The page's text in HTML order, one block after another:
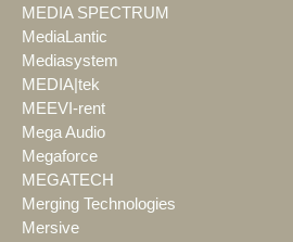
MEDIA SPECTRUM
MediaLantic
Mediasystem
MEDIA|tek
MEEVI-rent
Mega Audio
Megaforce
MEGATECH
Merging Technologies
Mersive